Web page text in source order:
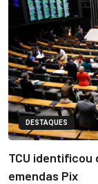
DESTAQUES
TCU identificou
emendas Pix